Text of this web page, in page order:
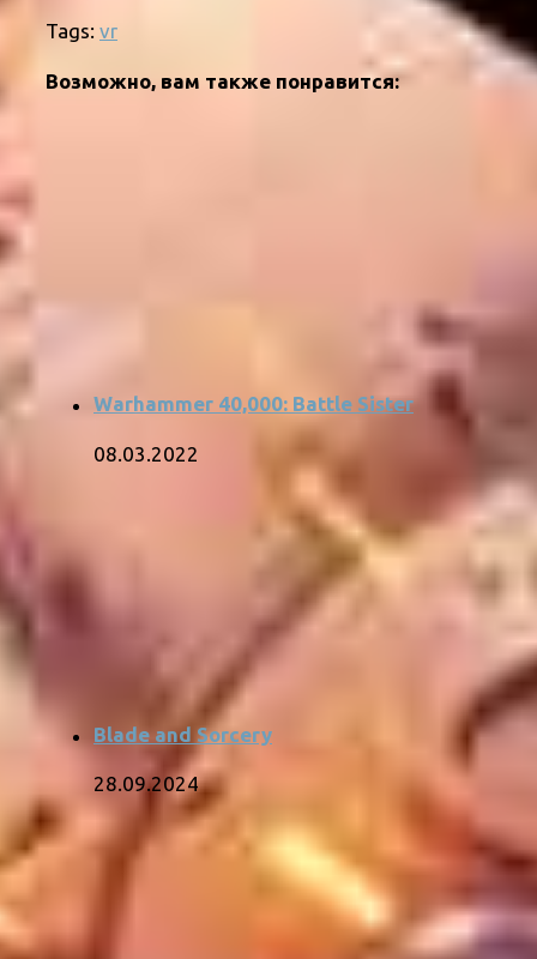
Tags: vr
Возможно, вам также понравится:
Warhammer 40,000: Battle Sister
08.03.2022
Blade and Sorcery
28.09.2024